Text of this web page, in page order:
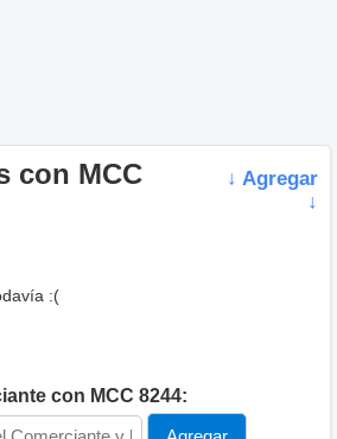
con MCC
↓ Agregar
↓
:(
con MCC 8244: